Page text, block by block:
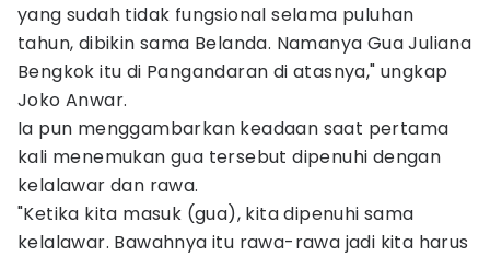
yang sudah tidak fungsional selama puluhan
tahun, dibikin sama Belanda. Namanya Gua Juliana
Bengkok itu di Pangandaran di atasnya," ungkap
Joko Anwar.
Ia pun menggambarkan keadaan saat pertama
kali menemukan gua tersebut dipenuhi dengan
kelalawar dan rawa.
"Ketika kita masuk (gua), kita dipenuhi sama
kelalawar. Bawahnya itu rawa-rawa jadi kita harus